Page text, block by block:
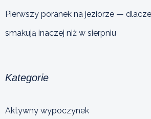
Pierwszy poranek na jeziorze —
smakują inaczej niż w sierpniu
Kategorie
Aktywny wypoczynek